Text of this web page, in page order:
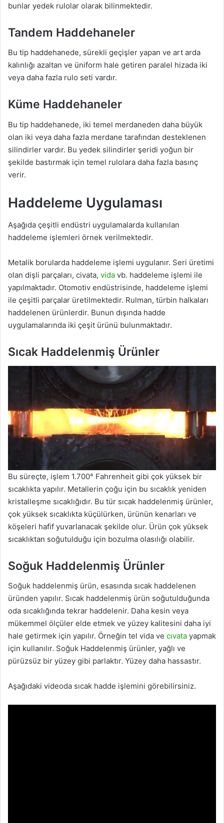
bunlar yedek rulolar olarak bilinmektedir.
Tandem Haddehaneler
Bu tip haddehanede, sürekli geçişler yapan ve art arda
kalınlığı azaltan ve üniform hale getiren paralel hizada iki
veya daha fazla rulo seti vardır.
Küme Haddehaneler
Bu tip haddehanede, iki temel merdaneden daha büyük
olan iki veya daha fazla merdane tarafından desteklenen
silindirler vardır. Bu yedek silindirler şeridi yoğun bir
şekilde bastırmak için temel rulolara daha fazla basınç
verir.
Haddeleme Uygulaması
Aşağıda çeşitli endüstri uygulamalarda kullanılan
haddeleme işlemleri örnek verilmektedir.
Metalik borularda haddeleme işlemi uygulanır. Seri üretimi
olan dişli parçaları, civata, vida vb. haddeleme işlemi ile
yapılmaktadır. Otomotiv endüstrisinde, haddeleme işlemi
ile çeşitli parçalar üretilmektedir. Rulman, türbin halkaları
haddelenen ürünlerdir. Bunun dışında hadde
uygulamalarında iki çeşit ürünü bulunmaktadır.
Sıcak Haddelenmiş Ürünler
Bu süreçte, işlem 1.700° Fahrenheit gibi çok yüksek bir
sıcaklıkta yapılır. Metallerin çoğu için bu sıcaklık yeniden
kristalleşme sıcaklığıdır. Bu tür sıcak haddelenmiş ürünler,
çok yüksek sıcaklıkta küçülürken, ürünün kenarları ve
köşeleri hafif yuvarlanacak şekilde olur. Ürün çok yüksek
sıcaklıktan soğutulduğu için bozulma olasılığı olabilir.
Soğuk Haddelenmiş Ürünler
Soğuk haddelenmiş ürün, esasında sıcak haddelenen
üründen yapılır. Sıcak haddelenmiş ürün soğutulduğunda
oda sıcaklığında tekrar haddelenir. Daha kesin veya
mükemmel ölçüler elde etmek ve yüzey kalitesini daha iyi
hale getirmek için yapılır. Örneğin tel vida ve cıvata yapmak
için kullanılır. Soğuk Haddelenmiş ürünler, yağlı ve
pürüzsüz bir yüzey gibi parlaktır. Yüzey daha hassastır.
Aşağıdaki videoda sıcak hadde işlemini görebilirsiniz.